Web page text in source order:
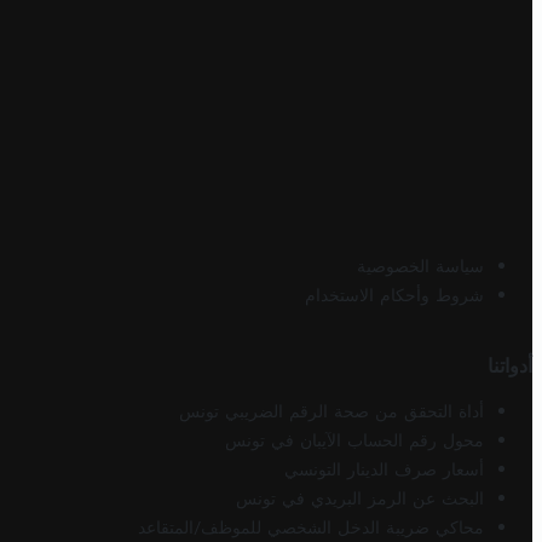
سياسة الخصوصية
شروط وأحكام الاستخدام
أدواتنا
أداة التحقق من صحة الرقم الضريبي تونس
محول رقم الحساب الآيبان في تونس
أسعار صرف الدينار التونسي
البحث عن الرمز البريدي في تونس
محاكي ضريبة الدخل الشخصي للموظف/المتقاعد